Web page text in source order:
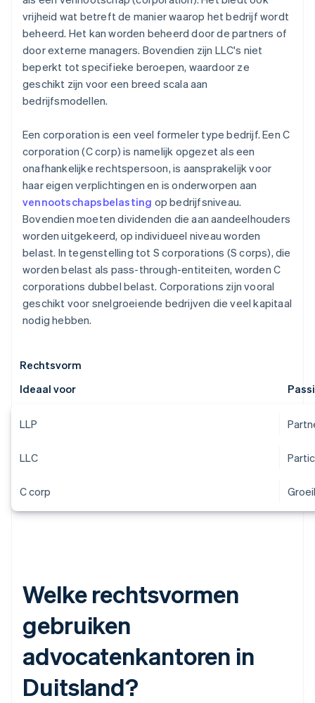
vrijheid wat betreft de manier waarop het bedrijf wordt
beheerd. Het kan worden beheerd door de partners of
door externe managers. Bovendien zijn LLC's niet
beperkt tot specifieke beroepen, waardoor ze
geschikt zijn voor een breed scala aan
bedrijfsmodellen.
Een corporation is een veel formeler type bedrijf. Een C
corporation (C corp) is namelijk opgezet als een
onafhankelijke rechtspersoon, is aansprakelijk voor
haar eigen verplichtingen en is onderworpen aan
vennootschapsbelasting op bedrijfsniveau.
Bovendien moeten dividenden die aan aandeelhouders
worden uitgekeerd, op individueel niveau worden
belast. In tegenstelling tot S corporations (S corps), die
worden belast als pass-through-entiteiten, worden C
corporations dubbel belast. Corporations zijn vooral
geschikt voor snelgroeiende bedrijven die veel kapitaal
nodig hebben.
Rechtsvorm
Ideaal voor
LLP
LLC
C corp
Welke rechtsvormen
gebruiken
advocatenkantoren in
Duitsland?